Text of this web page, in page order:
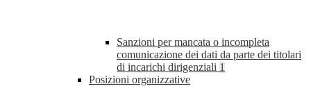
Sanzioni per mancata o incompleta
comunicazione dei dati da parte dei titolari
di incarichi dirigenziali 1
Posizioni organizzative